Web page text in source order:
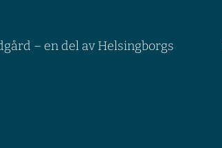
– en del av Helsingborgs